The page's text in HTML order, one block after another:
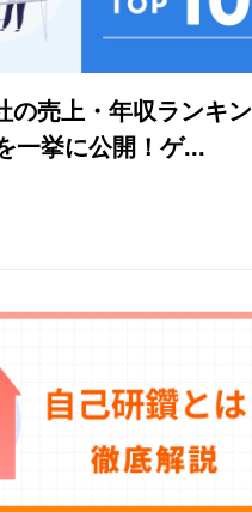
の売上・年収ランキン
一挙に公開！ゲ...